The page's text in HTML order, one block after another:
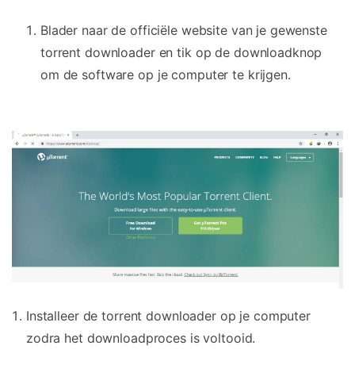
Blader naar de officiële website van je gewenste
torrent downloader en tik op de downloadknop
om de software op je computer te krijgen.
Installeer de torrent downloader op je computer
zodra het downloadproces is voltooid.